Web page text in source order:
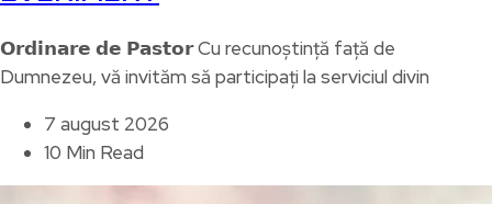
𝗢𝗿𝗱𝗶𝗻𝗮𝗿𝗲 𝗱𝗲 𝗣𝗮𝘀𝘁𝗼𝗿 Cu recunoștință față de
Dumnezeu, vă invităm să participați la serviciul divin
7 august 2026
10 Min Read